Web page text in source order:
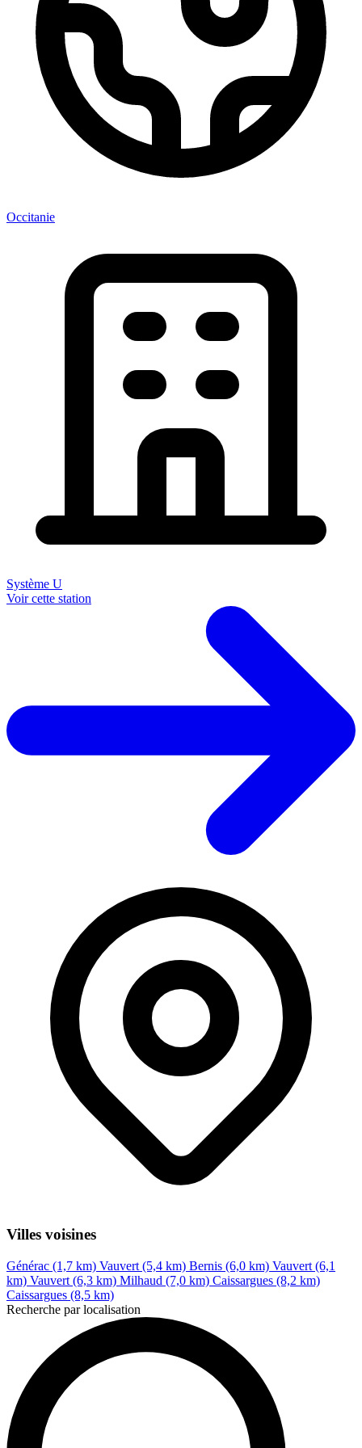
Occitanie
Système U
Voir cette station
Villes voisines
Générac (1,7 km) Vauvert (5,4 km) Bernis (6,0 km) Vauvert (6,1
km) Vauvert (6,3 km) Milhaud (7,0 km) Caissargues (8,2 km)
Caissargues (8,5 km)
Recherche par localisation